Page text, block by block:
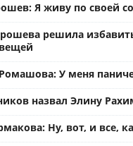
Я живу по своей
решила
У меня
назвал Элину
Ну, вот, и все,